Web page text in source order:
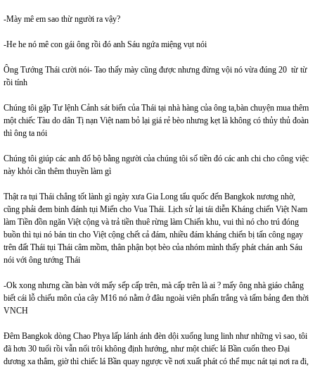
-Mày mê em sao thừ người ra vậy?
-He he nó mê con gái ông rồi đó anh Sáu ngứa miệng vụt nói
Ông Tướng Thái cười nói- Tao thấy mày cũng được nhưng đừng vội nó vừa đúng 20 từ từ
rồi tính
Chúng tôi gặp Tư lệnh Cảnh sát biển của Thái tại nhà hàng của ông ta,bàn chuyện mua thêm
một chiếc Tàu do dân Tị nạn Việt nam bỏ lại giá rẻ bèo nhưng kẹt là không có thủy thủ đoàn
thì ông ta nói
Chúng tôi giúp các anh đổ bộ bằng người của chúng tôi số tiền đó các anh chi cho công việc
này khỏi cần thêm thuyền làm gì
Thật ra tụi Thái chẳng tốt lành gì ngày xưa Gia Long tẩu quốc đến Bangkok nương nhờ,
cũng phải đem binh đánh tụi Miến cho Vua Thái. Lịch sử lại tái diễn Kháng chiến Việt Nam
làm Tiền đồn ngăn Việt cộng và trả tiền thuê rừng làm Chiến khu, vui thì nó cho trú đóng
buồn thì tụi nó bán tin cho Việt cộng chết cả đám, nhiều đám kháng chiến bị tấn công ngay
trên đất Thái tụi Thái câm mồm, thân phận bọt bèo của nhóm mình thấy phát chán anh Sáu
nói với ông tướng Thái
-Ok xong nhưng cần bàn với mấy sếp cấp trên, mà cấp trên là ai ? mấy ông nhà giáo chẳng
biết cái lỗ chiếu môn của cây M16 nó nằm ở đâu ngoài viên phấn trắng và tấm bảng đen thời
VNCH
Đêm Bangkok dòng Chao Phya lấp lánh ánh đèn dội xuống lung linh như những vì sao, tôi
đã hơn 30 tuổi rồi vẫn nổi trôi không định hướng, như một chiếc lá Bần cuốn theo Đại
dương xa thẳm, giờ thì chiếc lá Bần quay ngược về nơi xuất phát có thể mục nát tại nơi ra đi,